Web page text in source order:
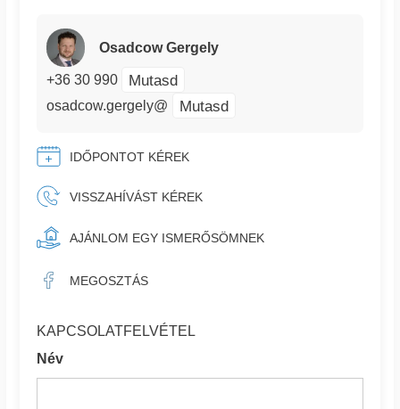
Osadcow Gergely
+36 30 990 Mutasd
osadcow.gergely@ Mutasd
IDŐPONTOT KÉREK
VISSZAHÍVÁST KÉREK
AJÁNLOM EGY ISMERŐSÖMNEK
MEGOSZTÁS
KAPCSOLATFELVÉTEL
Név